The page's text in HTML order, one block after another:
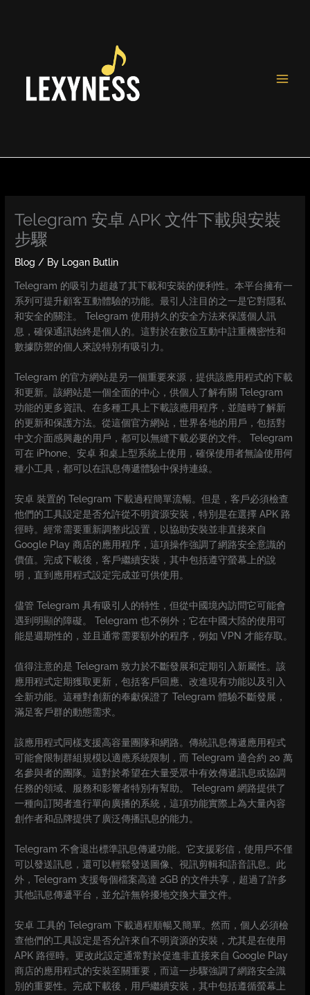
Telegram 安卓 APK 文件下載與安裝
步驟
Blog / By Logan Butlin
Telegram 的吸引力超越了其下載和安裝的便利性。本平台擁有一
系列可提升顧客互動體驗的功能。最引人注目的之一是它對隱私
和安全的關注。 Telegram 使用持久的安全方法來保護個人訊
息，確保通訊始終是個人的。這對於在數位互動中註重機密性和
數據防禦的個人來說特別有吸引力。
Telegram 的官方網站是另一個重要來源，提供該應用程式的下載
和更新。該網站是一個全面的中心，供個人了解有關 Telegram
功能的更多資訊、在多種工具上下載該應用程序，並隨時了解新
的更新和保護方法。從這個官方網站，世界各地的用戶，包括對
中文介面感興趣的用戶，都可以無縫下載必要的文件。 Telegram
可在 iPhone、安卓 和桌上型系統上使用，確保使用者無論使用何
種小工具，都可以在訊息傳遞體驗中保持連線。
安卓 裝置的 Telegram 下載過程簡單流暢。但是，客戶必須檢查
他們的工具設定是否允許從不明資源安裝，特別是在選擇 APK 路
徑時。經常需要重新調整此設置，以協助安裝並非直接來自
Google Play 商店的應用程序，這項操作強調了網路安全意識的
價值。完成下載後，客戶繼續安裝，其中包括遵守螢幕上的說
明，直到應用程式設定完成並可供使用。
儘管 Telegram 具有吸引人的特性，但從中國境內訪問它可能會
遇到明顯的障礙。 Telegram 也不例外；它在中國大陸的使用可
能是週期性的，並且通常需要額外的程序，例如 VPN 才能存取。
值得注意的是 Telegram 致力於不斷發展和定期引入新屬性。該
應用程式定期獲取更新，包括客戶回應、改進現有功能以及引入
全新功能。這種對創新的奉獻保證了 Telegram 體驗不斷發展，
滿足客戶群的動態需求。
該應用程式同樣支援高容量團隊和網路。傳統訊息傳遞應用程式
可能會限制群組規模以適應系統限制，而 Telegram 適合約 20 萬
名參與者的團隊。這對於希望在大量受眾中有效傳遞訊息或協調
任務的領域、服務和影響者特別有幫助。 Telegram 網路提供了
一種向訂閱者進行單向廣播的系統，這項功能實際上為大量內容
創作者和品牌提供了廣泛傳播訊息的能力。
Telegram 不會退出標準訊息傳遞功能。它支援彩信，使用戶不僅
可以發送訊息，還可以輕鬆發送圖像、視訊剪輯和語音訊息。此
外，Telegram 支援每個檔案高達 2GB 的文件共享，超過了許多
其他訊息傳遞平台，並允許無幹擾地交換大量文件。
安卓 工具的 Telegram 下載過程順暢又簡單。然而，個人必須檢
查他們的工具設定是否允許來自不明資源的安裝，尤其是在使用
APK 路徑時。更改此設定通常對於促進非直接來自 Google Play
商店的應用程式的安裝至關重要，而這一步驟強調了網路安全識
別的重要性。完成下載後，用戶繼續安裝，其中包括遵循螢幕上